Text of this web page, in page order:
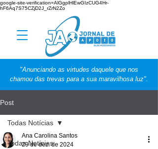
google-site-verification=AlGgplHlEwGIzCUG4Hr-
hF6Aq7S75CZjD2J_rZrN2Zo
"Anunciando as virtudes daquele que nos
chamou das trevas para a sua maravilhosa luz".
Post
Todas Notícias
Todas Notícias
Ana Carolina Santos
29 de dez. de 2024